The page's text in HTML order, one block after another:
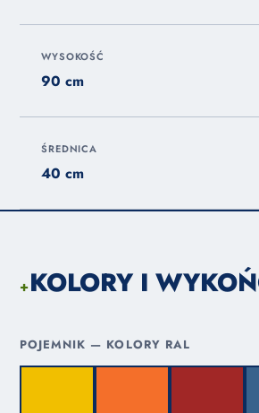
WYSOKOŚĆ
90 cm
ŚREDNICA
40 cm
+KOLORY I
POJEMNIK — KOLORY RAL